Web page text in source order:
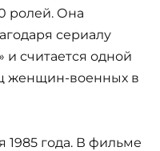
ролей. Она
сериалу
считается одной
женщин-военных в
1985 года. В фильме